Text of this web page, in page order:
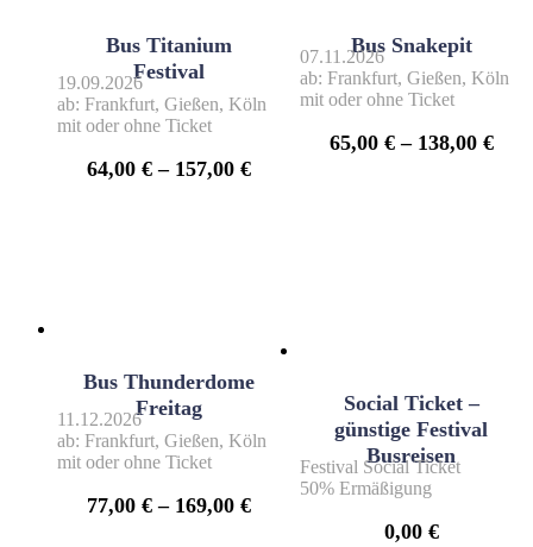
Bus Titanium
Festival
19.09.2026
ab: Frankfurt, Gießen, Köln
mit oder ohne Ticket
64,00€ – 157,00€
Bus Snakepit
07.11.2026
ab: Frankfurt, Gießen, Köln
mit oder ohne Ticket
65,00 €– 138,00 €
Bus Thunderdome
Freitag
11.12.2026
ab: Frankfurt, Gießen, Köln
mit oder ohne Ticket
77,00€ – 169,00€
Social Ticket –
günstige Festival
Busreisen
Festival Social Ticket
50% Ermäßigung
0,00 €